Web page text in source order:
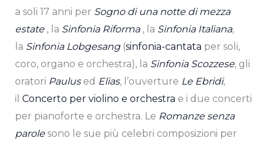
a soli 17 anni per Sogno di una notte di mezza
estate, la Sinfonia Riforma, la Sinfonia Italiana,
la Sinfonia Lobgesang(sinfonia-cantata per soli,
coro, organo e orchestra), la Sinfonia Scozzese, gli
oratori Paulused Elias, l’ouverture Le Ebridi,
il Concerto per violino e orchestra e i due concerti
per pianoforte e orchestra. Le Romanze senza
parolesono le sue più celebri composizioni per